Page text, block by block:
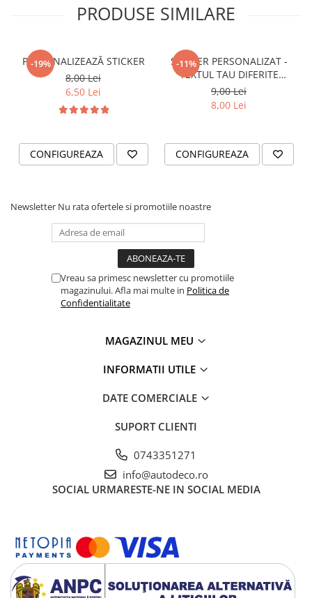
VANATOARE - PESCUIT
PRODUSE PERSONALIZATE FIRME
CARTI DE VIZITA
ECHIPAMENT DE LUCRU
PERSONALIZAT
BANNERE PERSONALIZATE
TRICOURI AUDI
TRICOURI BMW
TRICOURI HONDA
TRICOURI MERCEDES
PENTRU PASIONATII AUTO
TRICOURI AMUZANTE
TRICOURI ANIVERSARE
TRICOURI CU PROFESII
TRICOURI CUPLURI/TINERI
CASATORITI
TRICOURI DAMA
PRODUSE SIMILARE
-19%
PERSONALIZEAZĂ STICKER
8,00 Lei
6,50 Lei
CONFIGUREAZA
-11%
STICKER PERSONALIZAT -
TEXTUL TAU DIFERITE
FONTURI
9,00 Lei
8,00 Lei
CONFIGUREAZA
Newsletter Nu rata ofertele si promotiile noastre
Vreau sa primesc newsletter cu promotiile
magazinului. Afla mai multe in Politica de
Confidentialitate
MAGAZINUL MEU
INFORMATII UTILE
DATE COMERCIALE
SUPORT CLIENTI
0743351271
info@autodeco.ro
SOCIAL URMARESTE-NE IN SOCIAL MEDIA